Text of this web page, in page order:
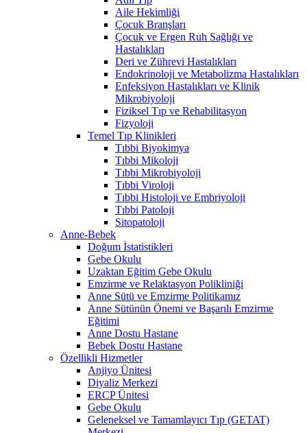
Aile Hekimliği
Çocuk Branşları
Çocuk ve Ergen Ruh Sağlığı ve
Hastalıkları
Deri ve Zührevi Hastalıkları
Endokrinoloji ve Metabolizma Hastalıkları
Enfeksiyon Hastalıkları ve Klinik
Mikrobiyoloji
Fiziksel Tıp ve Rehabilitasyon
Fizyoloji
Temel Tıp Klinikleri
Tıbbi Biyokimya
Tıbbi Mikoloji
Tıbbi Mikrobiyoloji
Tıbbi Viroloji
Tıbbi Histoloji ve Embriyoloji
Tıbbi Patoloji
Sitopatoloji
Anne-Bebek
Doğum İstatistikleri
Gebe Okulu
Uzaktan Eğitim Gebe Okulu
Emzirme ve Relaktasyon Polikliniği
Anne Sütü ve Emzirme Politikamız
Anne Sütünün Önemi ve Başarılı Emzirme
Eğitimi
Anne Dostu Hastane
Bebek Dostu Hastane
Özellikli Hizmetler
Anjiyo Ünitesi
Diyaliz Merkezi
ERCP Ünitesi
Gebe Okulu
Geleneksel ve Tamamlayıcı Tıp (GETAT)